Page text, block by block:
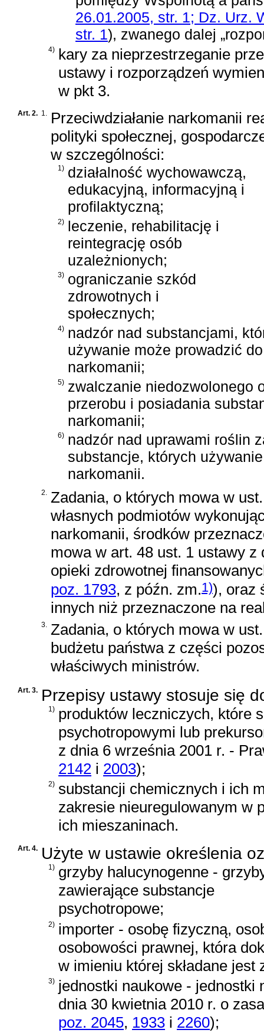
26.01.2005, str. 1; Dz. Urz.
str. 1), zwanego dalej
4) kary za nieprzestrzeganie
ustawy i rozporządzeń
w pkt 3.
Art. 2. 1. Przeciwdziałanie narkomanii
polityki społecznej,
w szczególności:
1) działalność wychowawczą,
edukacyjną, informacyjną i
profilaktyczną;
2) leczenie, rehabilitację i
reintegrację osób
uzależnionych;
3) ograniczanie szkód
zdrowotnych i
społecznych;
4) nadzór nad substancjami,
używanie może prowadzić do
narkomanii;
5) zwalczanie niedozwolonego
przerobu i posiadania
narkomanii;
6) nadzór nad uprawami roślin
substancje, których
narkomanii.
2. Zadania, o których mowa w
własnych podmiotów
narkomanii, środków
mowa w art. 48 ust. 1 ustawy z
opieki zdrowotnej
poz. 1793, z późn. zm.1)), oraz
innych niż przeznaczone na
3. Zadania, o których mowa w
budżetu państwa z części
właściwych ministrów.
Art. 3. Przepisy ustawy stosuje się
1) produktów leczniczych, które
psychotropowymi lub
z dnia 6 września 2001 r. -
2142 i 2003);
2) substancji chemicznych i ich
zakresie nieuregulowanym w
ich mieszaninach.
Art. 4. Użyte w ustawie określenia
1) grzyby halucynogenne -
zawierające substancje
psychotropowe;
2) importer - osobę fizyczną,
osobowości prawnej, która
w imieniu której składane jest
3) jednostki naukowe -
dnia 30 kwietnia 2010 r. o
poz. 2045, 1933 i 2260);